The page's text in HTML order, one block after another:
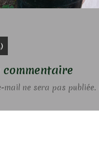
mail ne sera pas publiée.